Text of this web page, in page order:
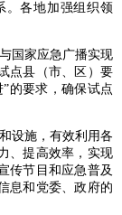
。各地加强组织领
国家应急广播实现
点县（市、区）要
的要求，确保试点
设施，有效利用各
、提高效率，实现
传节目和应急普及
息和党委、政府的